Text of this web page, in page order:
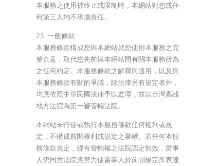
本服務之使用被終止或限制時，本網站對您或任
何第三人均不承擔責任。
23. 一般條款
本服務條款構成您與本網站就您使用本服務之完
整合意，取代您先前與本網站間有關本服務所為
之任何約定。本服務條款之解釋與適用，以及與
本服務條款有關的爭議，除法律另有規定者外，
均應依照中華民國法律予以處理，並以台灣高雄
地方法院為第一審管轄法院。
本網站未行使或執行本服務條款任何權利或規
定，不構成前開權利或規定之棄權。若任何本服
務條款規定，經有管轄權之法院認定無效，當事
人仍同意法院應努力使當事人於前開規定所表達